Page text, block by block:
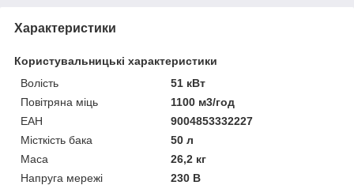
Характеристики
Користувальницькі характеристики
Волість
51 кВт
Повітряна міць
1100 м3/год
ЕАН
9004853332227
Місткість бака
50 л
Маса
26,2 кг
Напруга мережі
230 В